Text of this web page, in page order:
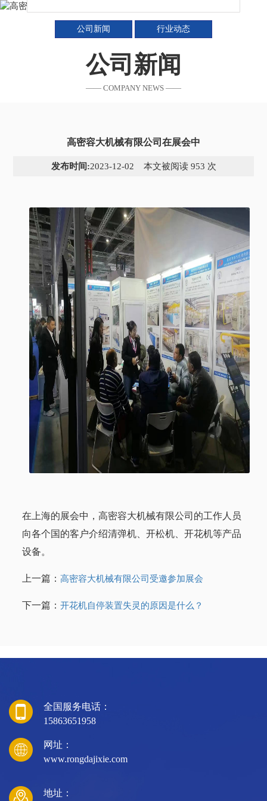
公司新闻 行业动态
公司新闻
—— COMPANY NEWS ——
高密容大机械有限公司在展会中
发布时间:2023-12-02 本文被阅读 953 次
在上海的展会中，高密容大机械有限公司的工作人员
向各个国的客户介绍清弹机、开松机、开花机等产品
设备。
上一篇：高密容大机械有限公司受邀参加展会
下一篇：开花机自停装置失灵的原因是什么？
全国服务电话：
15863651958
网址：
www.rongdajixie.com
地址：